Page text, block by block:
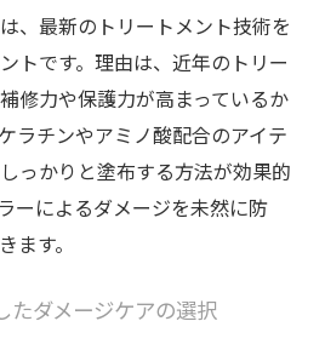
、最新のトリートメント技術を
トです。理由は、近年のトリー
修力や保護力が高まっているか
ラチンやアミノ酸配合のアイテ
っかりと塗布する方法が効果的
ーによるダメージを未然に防
ます。
たダメージケアの選択